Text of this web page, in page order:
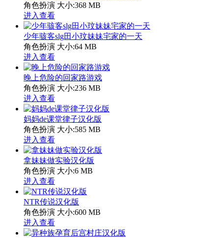
角色扮演 大小:368 MB
进入查看
少年骇客slg田小玟妹妹宅家的一天
角色扮演 大小:64 MB
进入查看
晚上危险的回家路游戏
角色扮演 大小:236 MB
进入查看
妈妈de课堂律子汉化版
角色扮演 大小:585 MB
进入查看
拿妹妹做实验汉化版
角色扮演 大小:6 MB
进入查看
NTR传说汉化版
角色扮演 大小:600 MB
进入查看